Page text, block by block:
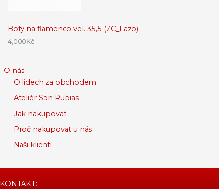
Boty na flamenco vel. 35,5 (ZC_Lazo)
4,000Kč
O nás
O lidech za obchodem
Ateliér Son Rubias
Jak nakupovat
Proč nakupovat u nás
Naši klienti
KONTAKT: